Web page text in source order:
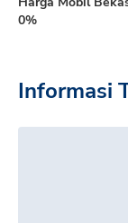
0%
Informasi